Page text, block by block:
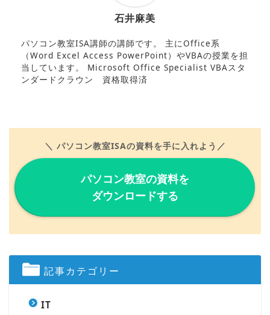
石井麻美
パソコン教室ISA講師の講師です。 主にOffice系
（Word Excel Access PowerPoint）やVBAの授業を担
当しています。 Microsoft Office Specialist VBAスタ
ンダードクラウン 資格取得済
＼ パソコン教室ISAの資料を手に入れよう／
パソコン教室の資料を
ダウンロードする
記事カテゴリー
IT